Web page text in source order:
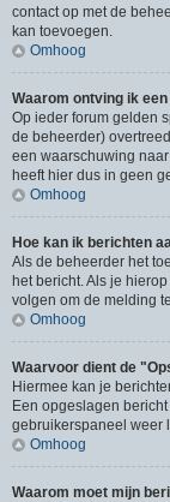
contact op met de
kan toevoegen.
Omhoog
Waarom ontving ik
Op ieder forum gelden
de beheerder)
een waarschuwing
heeft hier dus in geen
Omhoog
Hoe kan ik berichten
Als de beheerder het
het bericht. Als je
volgen om de melding
Omhoog
Waarvoor dient de
Hiermee kan je
Een opgeslagen
gebruikerspaneel weer
Omhoog
Waarom moet mijn